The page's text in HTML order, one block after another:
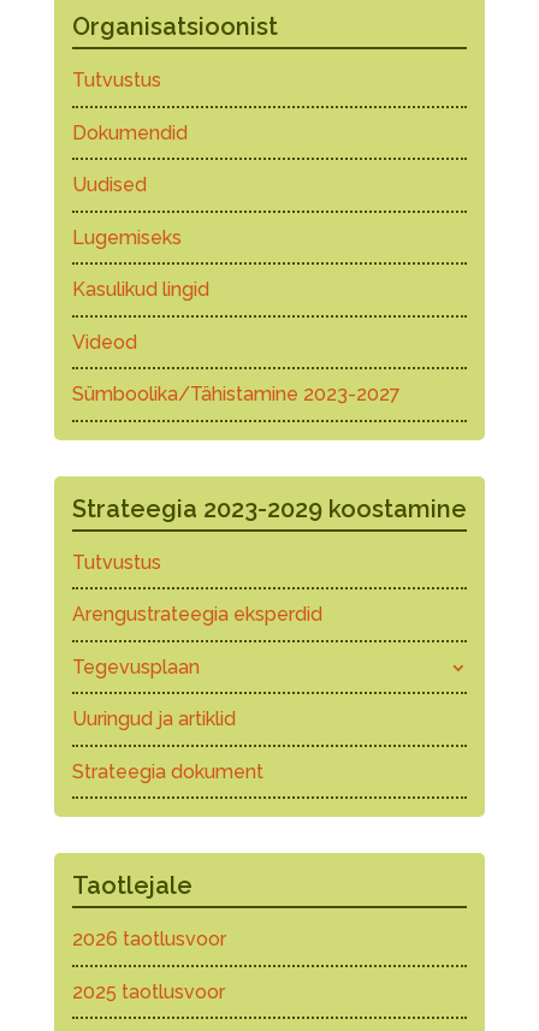
Organisatsioonist
Tutvustus
Dokumendid
Uudised
Lugemiseks
Kasulikud lingid
Videod
Sümboolika/Tähistamine 2023-2027
Strateegia 2023-2029 koostamine
Tutvustus
Arengustrateegia eksperdid
Tegevusplaan
Uuringud ja artiklid
Strateegia dokument
Taotlejale
2026 taotlusvoor
2025 taotlusvoor